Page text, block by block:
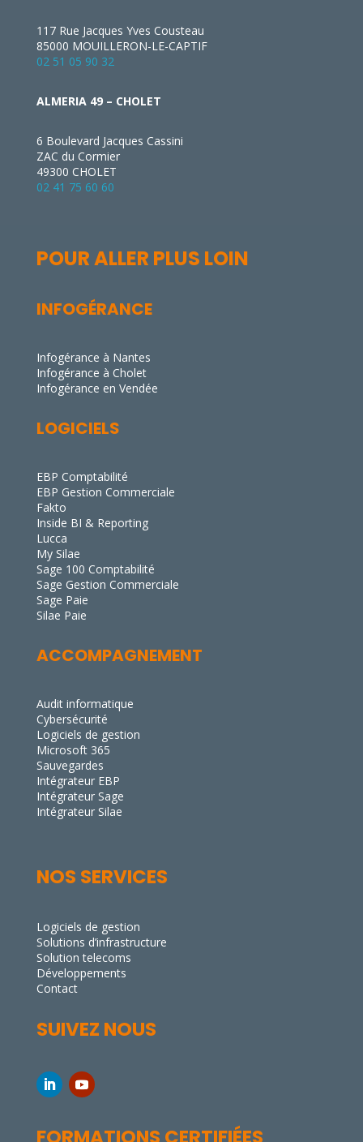
117 Rue Jacques Yves Cousteau
85000 MOUILLERON-LE-CAPTIF
02 51 05 90 32
ALMERIA 49 – CHOLET
6 Boulevard Jacques Cassini
ZAC du Cormier
49300 CHOLET
02 41 75 60 60
POUR ALLER PLUS LOIN
INFOGÉRANCE
Infogérance à Nantes
Infogérance à Cholet
Infogérance en Vendée
LOGICIELS
EBP Comptabilité
EBP Gestion Commerciale
Fakto
Inside BI & Reporting
Lucca
My Silae
Sage 100 Comptabilité
Sage Gestion Commerciale
Sage Paie
Silae Paie
ACCOMPAGNEMENT
Audit informatique
Cybersécurité
Logiciels de gestion
Microsoft 365
Sauvegardes
Intégrateur EBP
Intégrateur Sage
Intégrateur Silae
NOS SERVICES
Logiciels de gestion
Solutions d’infrastructure
Solution telecoms
Développements
Contact
SUIVEZ NOUS